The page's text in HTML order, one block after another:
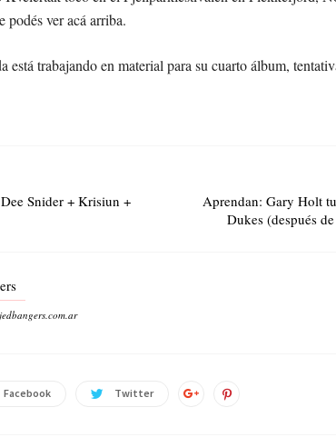
podés ver acá arriba.
está trabajando en material para su cuarto álbum,
Snider + Krisiun +
Aprendan: Gary Holt
Dukes (después
Facebook Twitter